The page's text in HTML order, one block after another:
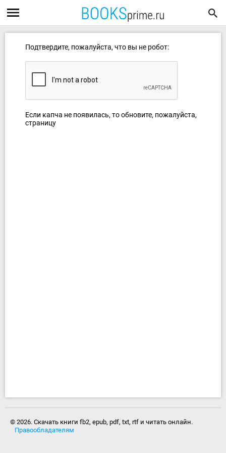
Подтвердите, пожалуйста, что вы не робот:
Если капча не появилась, то обновите, пожалуйста,
страницу
© 2026. Скачать книги fb2, epub, pdf, txt, rtf и читать онлайн.
Правообладателям